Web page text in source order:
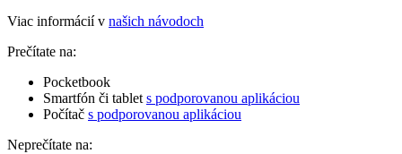
Viac informácií v našich návodoch
Prečítate na:
Pocketbook
Smartfón či tablet s podporovanou aplikáciou
Počítač s podporovanou aplikáciou
Neprečítate na: